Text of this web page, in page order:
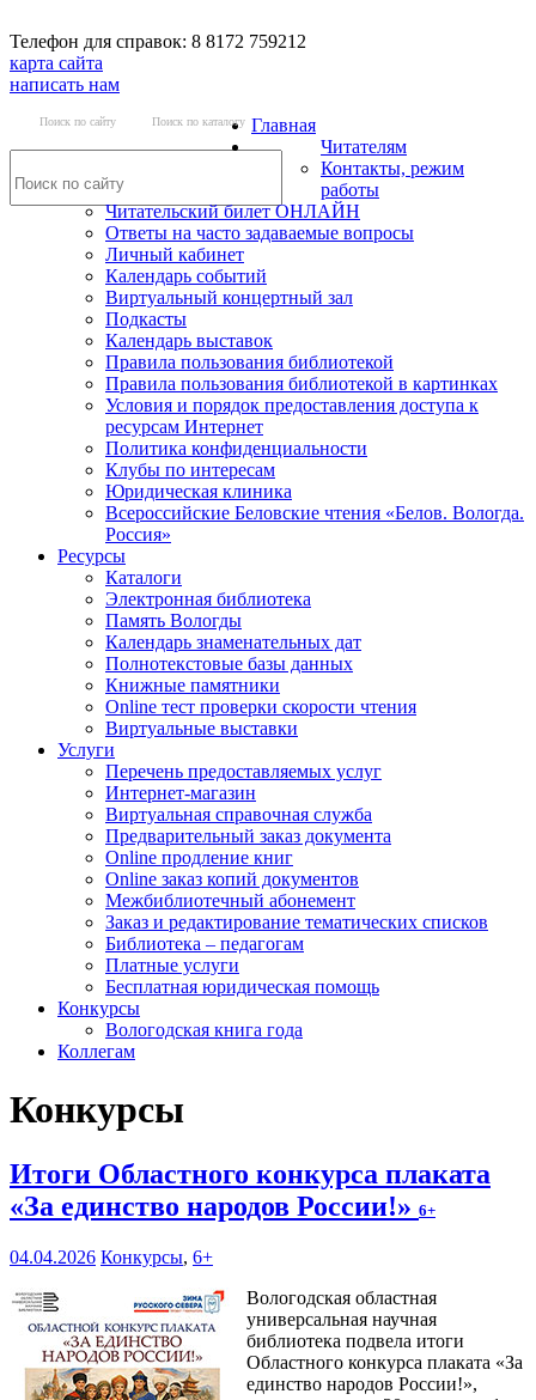
Телефон для справок: 8 8172 759212
карта сайта
написать нам
Поиск по сайту Поиск по каталогу Главная
Читателям
Контакты, режим
работы
Читательский билет ОНЛАЙН
Ответы на часто задаваемые вопросы
Личный кабинет
Календарь событий
Виртуальный концертный зал
Подкасты
Календарь выставок
Правила пользования библиотекой
Правила пользования библиотекой в картинках
Условия и порядок предоставления доступа к
ресурсам Интернет
Политика конфиденциальности
Клубы по интересам
Юридическая клиника
Всероссийские Беловские чтения «Белов. Вологда.
Россия»
Ресурсы
Каталоги
Электронная библиотека
Память Вологды
Календарь знаменательных дат
Полнотекстовые базы данных
Книжные памятники
Online тест проверки скорости чтения
Виртуальные выставки
Услуги
Перечень предоставляемых услуг
Интернет-магазин
Виртуальная справочная служба
Предварительный заказ документа
Online продление книг
Online заказ копий документов
Межбиблиотечный абонемент
Заказ и редактирование тематических списков
Библиотека – педагогам
Платные услуги
Бесплатная юридическая помощь
Конкурсы
Вологодская книга года
Коллегам
Конкурсы
Итоги Областного конкурса плаката
«За единство народов России!» 6+
04.04.2026 Конкурсы, 6+
Вологодская областная
универсальная научная
библиотека подвела итоги
Областного конкурса плаката «За
единство народов России!»,